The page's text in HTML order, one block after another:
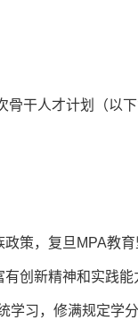
干人才计划（以
策，复旦MPA教
创新精神和实践
学习，修满规定学